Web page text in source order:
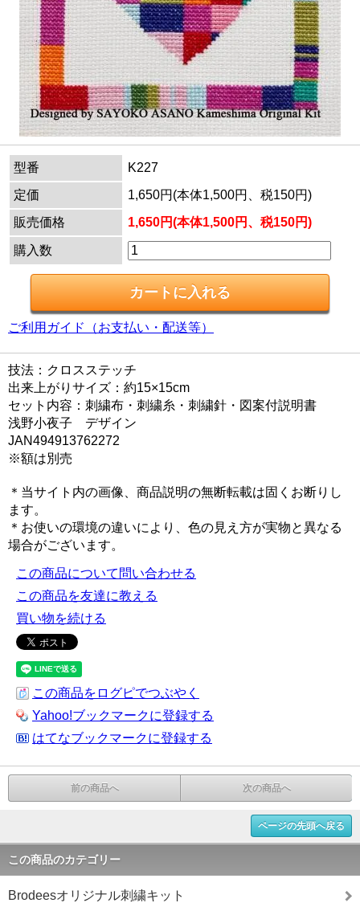
型番
K227
定価
1,650円(本体1,500円、税150円)
販売価格
1,650円(本体1,500円、税150円)
購入数
ご利用ガイド（お支払い・配送等）
技法：クロスステッチ
出来上がりサイズ：約15×15cm
セット内容：刺繍布・刺繍糸・刺繍針・図案付説明書
浅野小夜子 デザイン
JAN494913762272
※額は別売
＊当サイト内の画像、商品説明の無断転載は固くお断りし
ます。
＊お使いの環境の違いにより、色の見え方が実物と異なる
場合がございます。
この商品について問い合わせる
この商品を友達に教える
買い物を続ける
この商品をログピでつぶやく
Yahoo!ブックマークに登録する
はてなブックマークに登録する
前の商品へ 次の商品へ
ページの先頭へ戻る
この商品のカテゴリー
Brodeesオリジナル刺繍キット